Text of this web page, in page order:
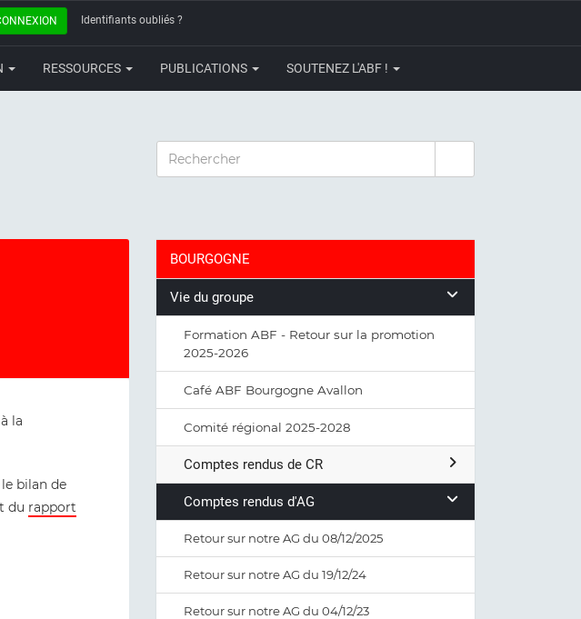
Identifiants oubliés ?
RESSOURCES PUBLICATIONS SOUTENEZ L'ABF !
RECHERCHER
la
bilan de
du rapport
BOURGOGNE
Vie du groupe
Formation ABF - Retour sur la promotion
2025-2026
Café ABF Bourgogne Avallon
Comité régional 2025-2028
Comptes rendus de CR
Comptes rendus d'AG
Retour sur notre AG du 08/12/2025
Retour sur notre AG du 19/12/24
Retour sur notre AG du 04/12/23